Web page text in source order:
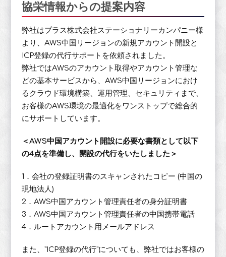
協栄情報からの提案内容
弊社はプラス株式会社ステーショナリーカンパニー様
より、AWS中国リージョンの新規アカウント開設と
ICP登録の代行サポートを依頼されました。
弊社ではAWSのアカウント取得やアカウント管理な
どの基本サービスから、AWS中国リージョンにおけ
るクラウド環境構築、運用管理、セキュリティまで、
お客様のAWS環境の最適化をワンストップで総合的
にサポートしています。
＜AWS中国アカウント開設に必要な書類として以下
の4点を準備し、開設の代行をいたしました＞
1．会社の登録証明書のスキャンされたコピー (中国の
現地法人)
2．AWS中国アカウント管理責任者の身分証明書
3．AWS中国アカウント管理責任者の中国携帯電話
4．ルートアカウント用メールアドレス
また、”ICP登録の代行”についても、弊社ではお客様の